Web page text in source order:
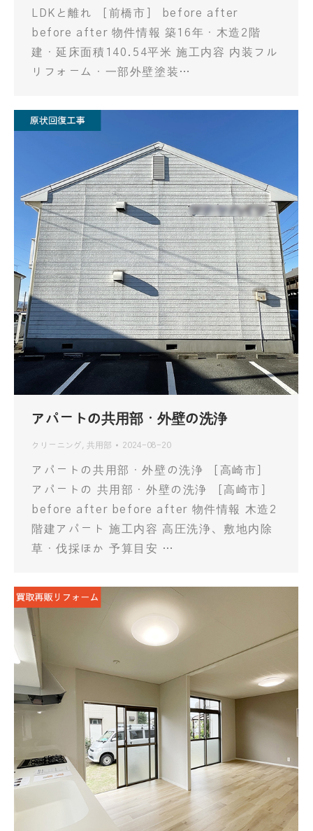
LDKと離れ ［前橋市］ before after
before after 物件情報 築16年・木造2階
建・延床面積140.54平米 施工内容 内装フル
リフォーム・一部外壁塗装…
アパートの共用部・外壁の洗浄
クリーニング 共用部 2024-08-20
アパートの共用部・外壁の洗浄 ［高崎市］
アパートの 共用部・外壁の洗浄 ［高崎市］
before after before after 物件情報 木造2
階建アパート 施工内容 高圧洗浄、敷地内除
草・伐採ほか 予算目安 …